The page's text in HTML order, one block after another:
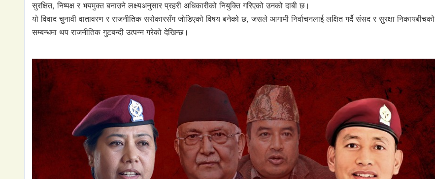
सुरक्षित, निष्पक्ष र भयमुक्त बनाउने लक्ष्यअनुसार प्रहरी अधिकारीको नियुक्ति गरिएको उनको दाबी छ।
यो विवाद चुनावी वातावरण र राजनीतिक सरोकारसँग जोडिएको विषय बनेको छ, जसले आगामी निर्वाचनलाई लक्षित गर्दै संसद र सुरक्षा निकायबीचको
सम्बन्धमा थप राजनीतिक गुटबन्दी उत्पन्न गरेको देखिन्छ।